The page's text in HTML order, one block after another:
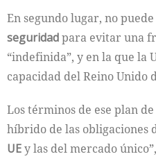
En segundo lugar, no
seguridadpara evitar una
“indefinida”, y en la que la
capacidad del Reino Unido
Los términos de ese plan
híbrido de las obligaciones
UEy las del mercado